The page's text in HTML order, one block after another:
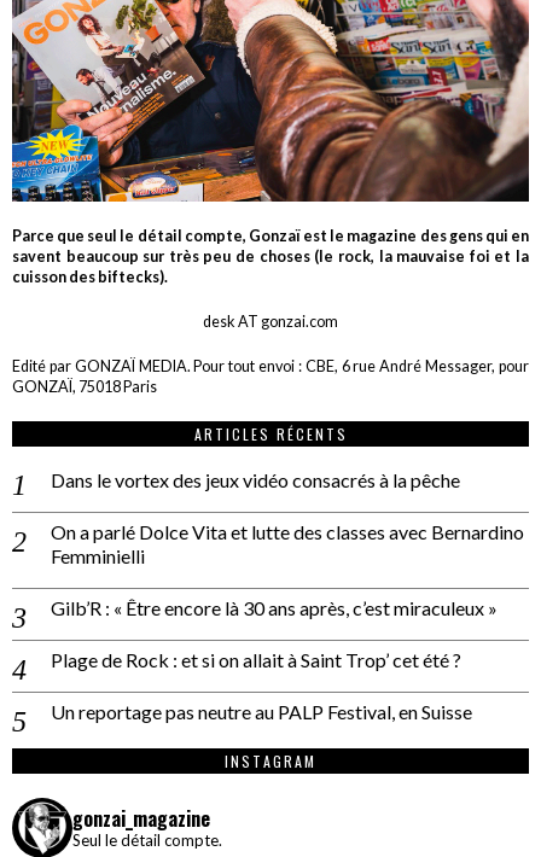
Parce que seul le détail compte, Gonzaï est le magazine des gens qui en
savent beaucoup sur très peu de choses (le rock, la mauvaise foi et la
cuisson des biftecks).
desk AT gonzai.com
Edité par GONZAÏ MEDIA. Pour tout envoi : CBE, 6 rue André Messager, pour
GONZAÏ, 75018 Paris
ARTICLES RÉCENTS
Dans le vortex des jeux vidéo consacrés à la pêche
On a parlé Dolce Vita et lutte des classes avec Bernardino
Femminielli
Gilb’R : « Être encore là 30 ans après, c’est miraculeux »
Plage de Rock : et si on allait à Saint Trop’ cet été ?
Un reportage pas neutre au PALP Festival, en Suisse
INSTAGRAM
gonzai_magazine
Seul le détail compte.